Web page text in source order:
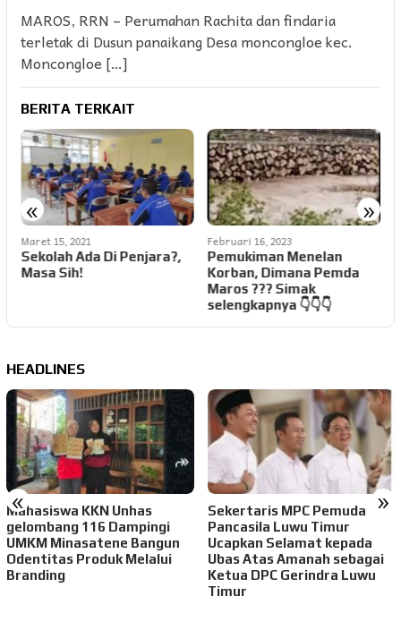
MAROS, RRN – Perumahan Rachita dan findaria
terletak di Dusun panaikang Desa moncongloe kec.
Moncongloe […]
BERITA TERKAIT
« »
Maret 15, 2021
Sekolah Ada Di Penjara?,
Masa Sih!
Februari 16, 2023
Pemukiman Menelan
Korban, Dimana Pemda
Maros ??? Simak
selengkapnya 👇👇👇
HEADLINES
« »
Mahasiswa KKN Unhas
gelombang 116 Dampingi
UMKM Minasatene Bangun
Odentitas Produk Melalui
Branding
Sekertaris MPC Pemuda
Pancasila Luwu Timur
Ucapkan Selamat kepada
Ubas Atas Amanah sebagai
Ketua DPC Gerindra Luwu
Timur